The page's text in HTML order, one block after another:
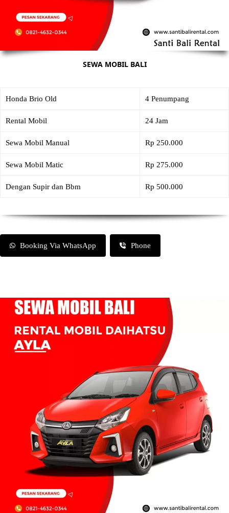
SEWA MOBIL BALI
Honda Brio Old 4 Penumpang
Rental Mobil 24 Jam
Sewa Mobil Manual Rp 250.000
Sewa Mobil Matic Rp 275.000
Dengan Supir dan Bbm Rp 500.000
Booking Via WhatsApp Phone